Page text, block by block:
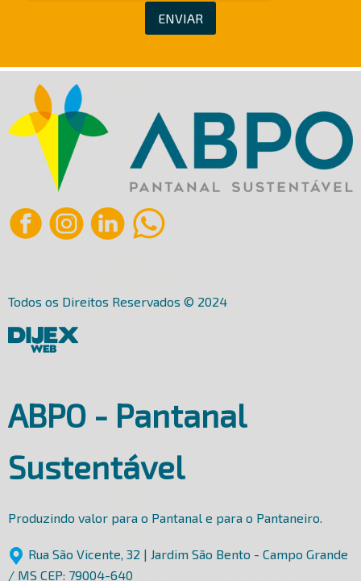
Todos os Direitos Reservados © 2024
ABPO - Pantanal
Sustentável
Produzindo valor para o Pantanal e para o Pantaneiro.
Rua São Vicente, 32 | Jardim São Bento - Campo Grande
/ MS CEP: 79004-640